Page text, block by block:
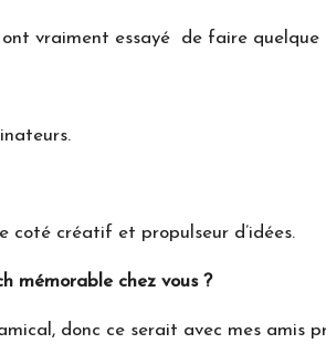
ont vraiment essayé de faire quelque
coté créatif et propulseur d’idées.
mémorable chez vous ?
donc ce serait avec mes amis